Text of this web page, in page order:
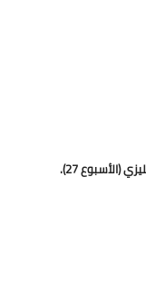
(الأسبوع 27).